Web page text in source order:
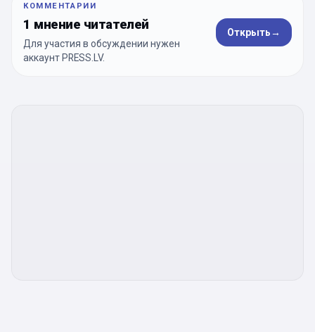
КОММЕНТАРИИ
1 мнение читателей
Для участия в обсуждении нужен
аккаунт PRESS.LV.
Открыть→